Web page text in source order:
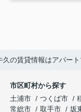
久の賃貸情報はアパー
市区町村から探す
土浦市
つくば市
常総市
取手市 坂